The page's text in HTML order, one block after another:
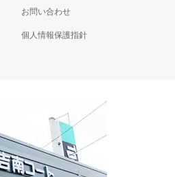
お問い合わせ
個人情報保護指針